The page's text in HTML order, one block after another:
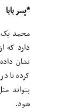
*پسر بابا
دارد که
نشان
کرده تا
بتواند
شود.